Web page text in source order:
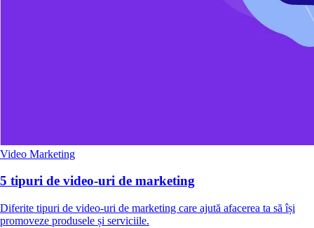
Video Marketing
5 tipuri de video-uri de marketing
Diferite tipuri de video-uri de marketing care ajută afacerea ta să își
promoveze produsele și serviciile.